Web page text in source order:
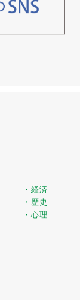
・経済
・歴史
・心理